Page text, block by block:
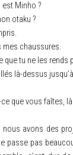
est Minho ?
otaku ?
mes chaussures.
que tu ne les
là-dessus
ce que vous faîtes, là
nous avons des
passe pas